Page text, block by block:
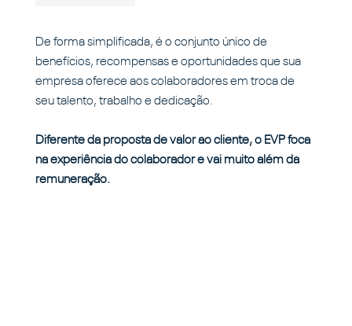
De forma simplificada, é o conjunto único de
benefícios, recompensas e oportunidades que sua
empresa oferece aos colaboradores em troca de
seu talento, trabalho e dedicação.
Diferente da proposta de valor ao cliente, o EVP foca
na experiência do colaborador e vai muito além da
remuneração.